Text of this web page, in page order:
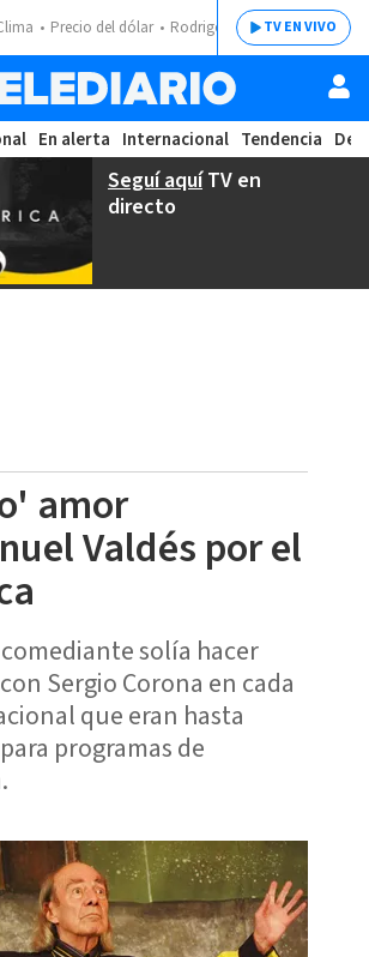
Precio del dólar Rodrigo ChavesTV EN VIVO
En alerta Internacional Tendencia
Seguí aquíTV en
directo
amor
Valdés por el
solía hacer
Sergio Corona en cada
que eran hasta
programas de